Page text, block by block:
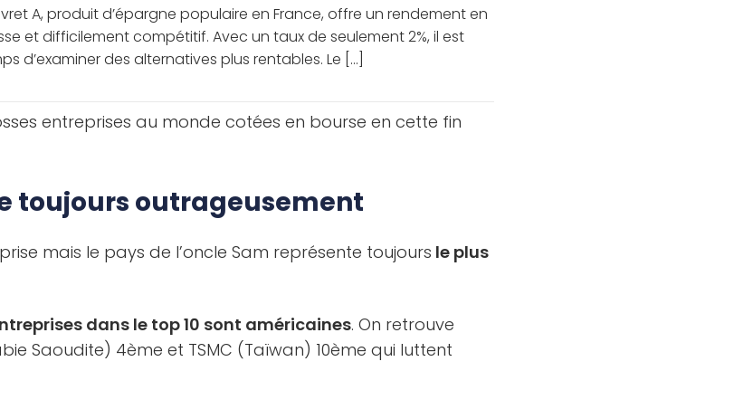
A, produit d’épargne populaire en France, offre un rendement en
et difficilement compétitif. Avec un taux de seulement 2%, il est
d’examiner des alternatives plus rentables. Le [...]
entreprises au monde cotées en bourse en cette fin
toujours outrageusement
mais le pays de l’oncle Sam représente toujours le plus
dans le top 10 sont américaines. On retrouve
Saoudite) 4ème et TSMC (Taïwan) 10ème qui luttent